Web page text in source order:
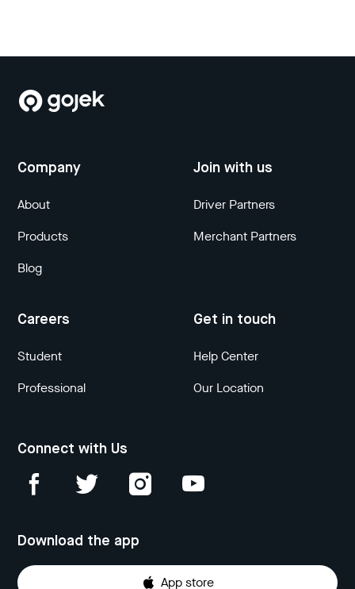
Company
About
Products
Blog
Join with us
Driver Partners
Merchant Partners
Careers
Student
Professional
Get in touch
Help Center
Our Location
Connect with Us
Download the app
App store